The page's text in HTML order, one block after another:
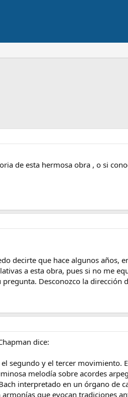
de esta hermosa obra , o si
decirte que hace algunos años,
a esta obra, pues si no me
Desconozco la
dice:
segundo y el tercer
melodía sobre acordes
interpretado en un órgano de
que evocan tradiciones